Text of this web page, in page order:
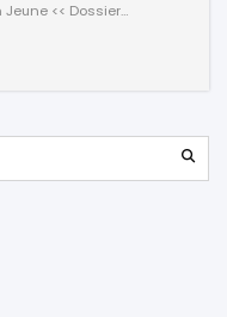
<< Dossier…